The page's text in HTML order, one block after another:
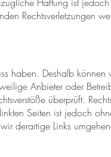
Rechtsverletzungen
haben. Deshalb
Anbieter oder
überprüft.
Seiten ist jedoch
derartige Links